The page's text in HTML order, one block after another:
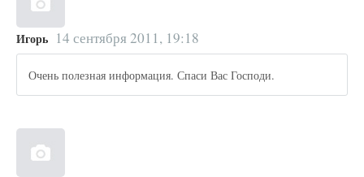
Игорь 14 сентября 2011, 19:18
Очень полезная информация. Спаси Вас Господи.